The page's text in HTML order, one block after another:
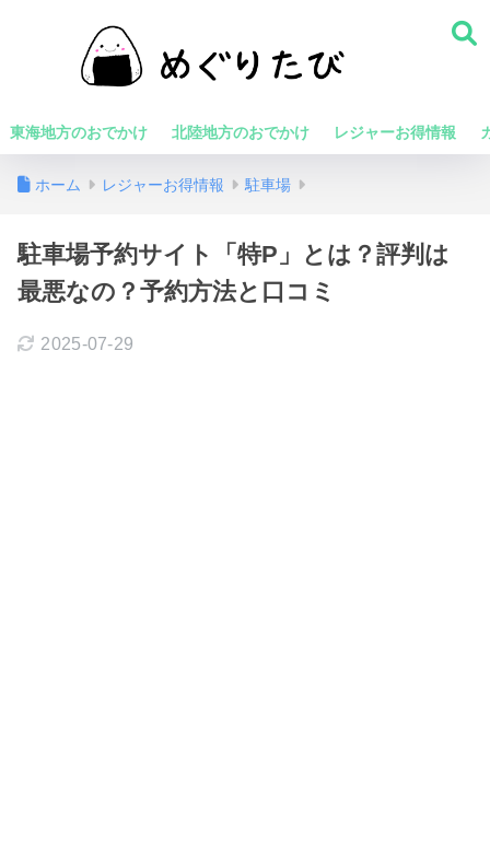
東海地方のおでかけ 北陸地方のおでかけ レジャーお得情報
ホーム レジャーお得情報 駐車場
駐車場予約サイト「特P」とは？評判は
最悪なの？予約方法と口コミ
2025-07-29